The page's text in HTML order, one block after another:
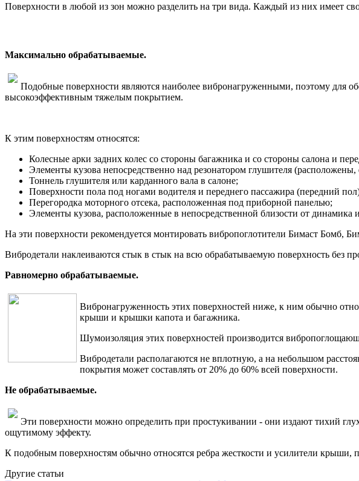
Поверхности в любой из зон можно разделить на три вида. Каждый из них имеет
Максимально обрабатываемые.
Подобные поверхности являются наиболее вибронагруженными, поэтому для
высокоэффективным тяжелым покрытием.
К этим поверхностям относятся:
Колесные арки задних колес со стороны багажника и со стороны салона и
Элементы кузова непосредственно над резонатором глушителя
Тоннель глушителя или карданного вала в салоне;
Поверхности пола под ногами водителя и переднего пассажира (передний
Перегородка моторного отсека, расположенная под приборной панелью;
Элементы кузова, расположенные в непосредственной близости от динамика
На эти поверхности рекомендуется монтировать вибропоглотители Бимаст Бомб,
Вибродетали наклеиваются стык в стык на всю обрабатываемую поверхность без
Равномерно обрабатываемые.
Вибронагруженность этих поверхностей ниже, к ним обычно
крыши и крышки капота и багажника.
Шумоизоляция этих поверхностей производится
Вибродетали располагаются не вплотную, а на небольшом
покрытия может составлять от 20% до 60% всей поверхности.
Не обрабатываемые.
Эти поверхности можно определить при простукивании - они издают тихий
ощутимому эффекту.
К подобным поверхностям обычно относятся ребра жесткости и усилители крыши,
Другие статьи